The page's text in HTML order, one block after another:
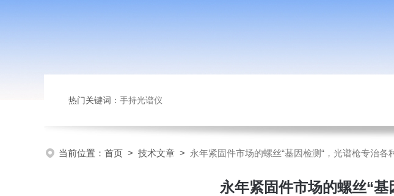
热门关键词： 手持光谱仪
当前位置： 首页 > 技术文章 > 永年紧固件市场的螺丝“基因检测“，光谱枪专治各
永年紧固件市场的螺丝“